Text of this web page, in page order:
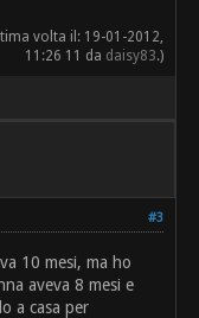
volta il: 19-01-2012,
11:26 11 da daisy83.)
#3
10 mesi, ma ho
aveva 8 mesi e
a casa per